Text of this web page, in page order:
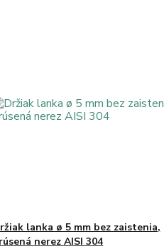
lanka ø 5 mm bez zaistenia,
nerez AISI 304